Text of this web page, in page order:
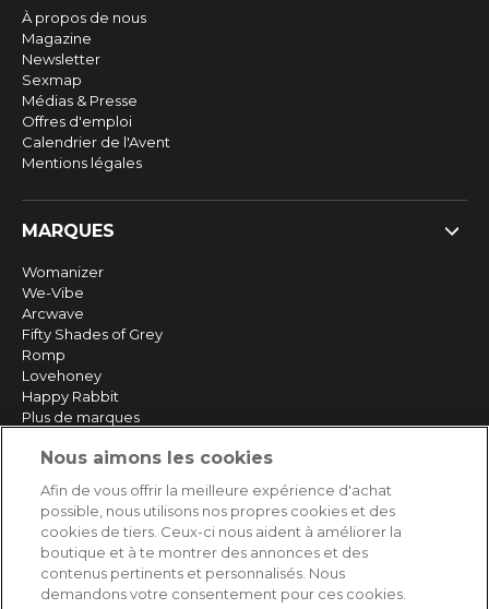
À propos de nous
Magazine
Newsletter
Sexmap
Médias & Presse
Offres d'emploi
Calendrier de l'Avent
Mentions légales
MARQUES
Womanizer
We-Vibe
Arcwave
Fifty Shades of Grey
Romp
Lovehoney
Happy Rabbit
Plus de marques
SERVICE
Livraison rapide et gratuite
Retours & remboursements
Paiement sécurisé
Nous aimons les cookies
Afin de vous offrir la meilleure expérience d'achat
possible, nous utilisons nos propres cookies et des
cookies de tiers. Ceux-ci nous aident à améliorer la
boutique et à te montrer des annonces et des
contenus pertinents et personnalisés. Nous
demandons votre consentement pour ces cookies.